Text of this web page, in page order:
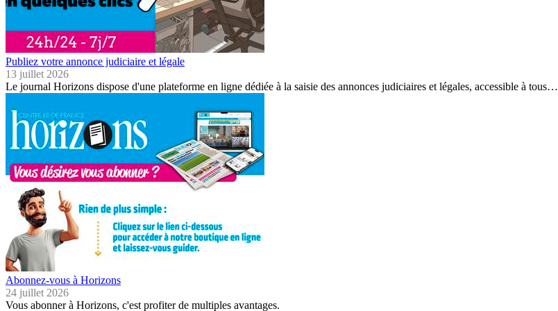
Publiez votre annonce judiciaire et légale
13 juillet 2026
Le journal Horizons dispose d'une plateforme en ligne dédiée à la saisie des annonces judiciaires et légales, accessible à tous…
Abonnez-vous à Horizons
24 juillet 2026
Vous abonner à Horizons, c'est profiter de multiples avantages.